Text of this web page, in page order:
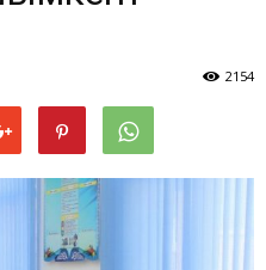
2154